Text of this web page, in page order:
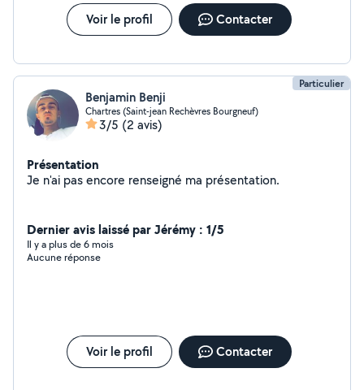
Voir le profil Contacter
Particulier
Benjamin Benji
Chartres (Saint-jean Rechèvres Bourgneuf)
3/5 (2 avis)
Présentation
Je n'ai pas encore renseigné ma présentation.
Dernier avis laissé par Jérémy : 1/5
Il y a plus de 6 mois
Aucune réponse
Voir le profil Contacter